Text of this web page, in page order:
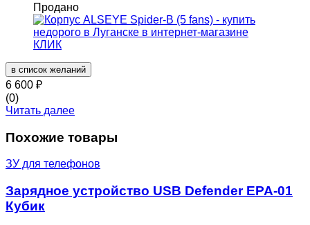
Продано
в список желаний
6 600 ₽
(0)
Читать далее
Похожие товары
ЗУ для телефонов
Зарядное устройство USB Defender EPA-01
Кубик